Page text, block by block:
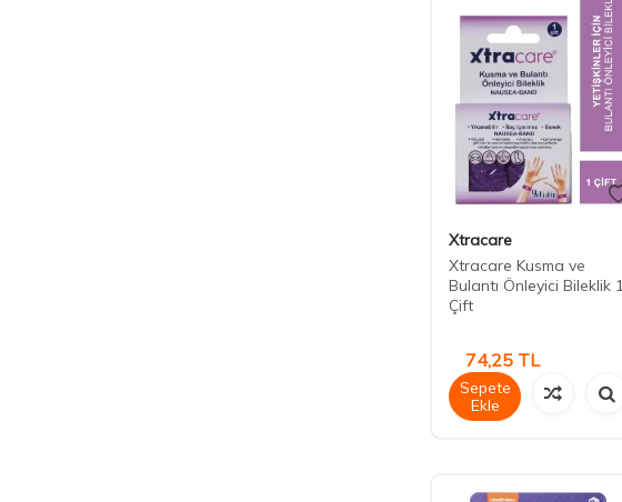
Xtracare
Xtracare Kusma ve
Bulantı Önleyici Bileklik
Çift
74,25 TL
Sepete
Ekle